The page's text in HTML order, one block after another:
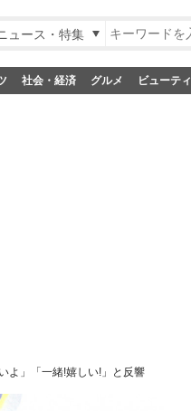
ュース・特集
社会・経済 グルメ ビューティ
よ」「一緒!嬉しい!」と反響